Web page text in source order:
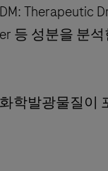
Therapeutic
등 성분을 분
학발광물질이